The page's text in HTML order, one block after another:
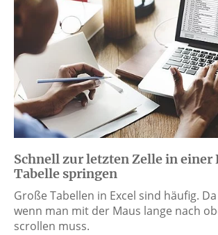
Schnell zur letzten Zelle in einer
Tabelle springen
Große Tabellen in Excel sind häufig.
wenn man mit der Maus lange nach
scrollen muss.